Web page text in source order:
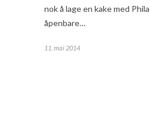
nok å lage en kake med
åpenbare…
11. mai 2014